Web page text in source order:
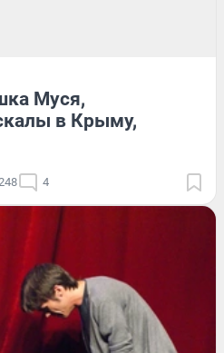
Муся,
в Крыму,
4